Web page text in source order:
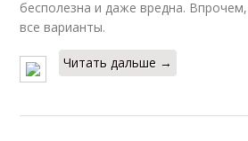
бесполезна и даже вредна.
все варианты.
Читать дальше →